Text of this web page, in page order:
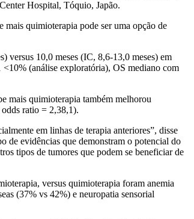
Hospital, Tóquio, Japão.
quimioterapia pode ser uma opção de
versus 10,0 meses (IC, 8,6-13,0 meses) em
(análise exploratória), OS mediano com
mais quimioterapia também melhorou
ratio = 2,38,1).
em linhas de terapia anteriores”, disse
de evidências que demonstram o potencial do
tipos de tumores que podem se beneficiar de
versus quimioterapia foram anemia
(37% vs 42%) e neuropatia sensorial